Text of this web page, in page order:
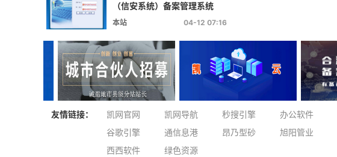
（信安系统）备案管理系统
（备案系统）定制对接和评测
备案评测））
本站 04-12 07:16
友情链接： 凯网官网 凯网导航 秒搜引擎 办公软件
谷歌引擎
通信息港 昂乃型砂 旭阳管业
西西软件
绿色资源